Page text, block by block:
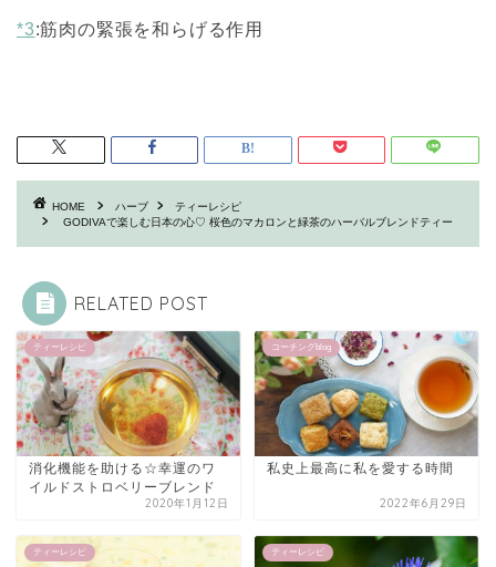
*3:筋肉の緊張を和らげる作用
HOME ハーブ
ティーレシピ
GODIVAで楽しむ日本の心♡ 桜色のマカロンと緑茶のハーバルブレンドティー
RELATED POST
ティーレシピ
消化機能を助ける☆幸運のワ
イルドストロベリーブレンド
2020年1月12日
コーチングblog
私史上最高に私を愛する時間
2022年6月29日
ティーレシピ ティーレシピ